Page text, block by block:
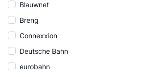
Blauwnet
Breng
Connexxion
Deutsche Bahn
eurobahn